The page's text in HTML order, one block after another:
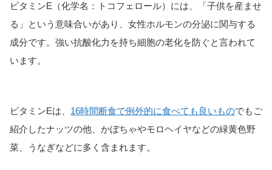
ビタミンE（化学名：トコフェロール）には、「子供を産ませ
る」という意味合いがあり、女性ホルモンの分泌に関与する
成分です。強い抗酸化力を持ち細胞の老化を防ぐと言われて
います。
ビタミンEは、 16時間断食で例外的に食べても良いものでもご
紹介したナッツの他、かぼちゃやモロヘイヤなどの緑黄色野
菜、うなぎなどに多く含まれます。